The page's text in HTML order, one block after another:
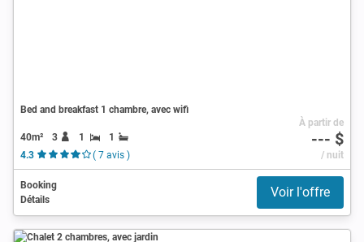
Bed and breakfast 1 chambre, avec wifi
40m² 3 1
1
4.3
( 7 avis )
À partir de
--- $
/ nuit
Booking
Détails
Voir l'offre